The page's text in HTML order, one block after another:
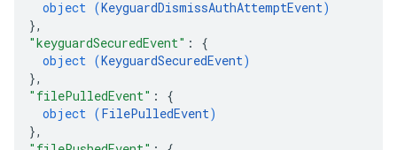
object (KeyguardDismissAuthAttemptEvent)
},
"keyguardSecuredEvent" : {
object (KeyguardSecuredEvent)
},
"filePulledEvent" : {
object (FilePulledEvent)
},